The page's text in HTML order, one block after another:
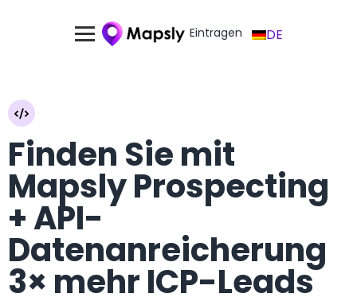
Eintragen DE
Finden Sie mit
Mapsly Prospecting
+ API-
Datenanreicherung
3× mehr ICP-Leads